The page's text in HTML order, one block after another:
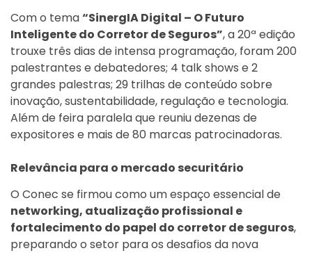
Com o tema“SinergIA Digital – O Futuro
Inteligente do Corretor de Seguros”, a 20ª edição
trouxe três dias de intensa programação, foram 200
palestrantes e debatedores; 4 talk shows e 2
grandes palestras; 29 trilhas de conteúdo sobre
inovação, sustentabilidade, regulação e tecnologia.
Além de feira paralela que reuniu dezenas de
expositores e mais de 80 marcas patrocinadoras.
Relevância para o mercado securitário
O Conec se firmou como um espaço essencial de
networking, atualização profissional e
fortalecimento do papel do corretor de seguros,
preparando o setor para os desafios da nova